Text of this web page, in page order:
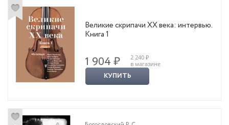
Великие скрипачи XX века: интервью.
Книга 1
1 904 ₽
2 240 ₽
в магазине
КУПИТЬ